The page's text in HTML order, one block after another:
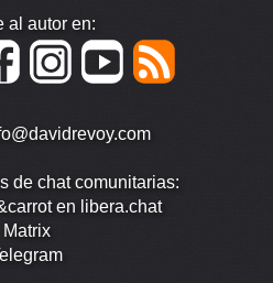
al autor en:
de chat comunitarias:
en libera.chat
Matrix